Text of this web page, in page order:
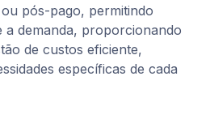
pós-pago, permitindo
a demanda, proporcionando
de custos eficiente,
específicas de cada